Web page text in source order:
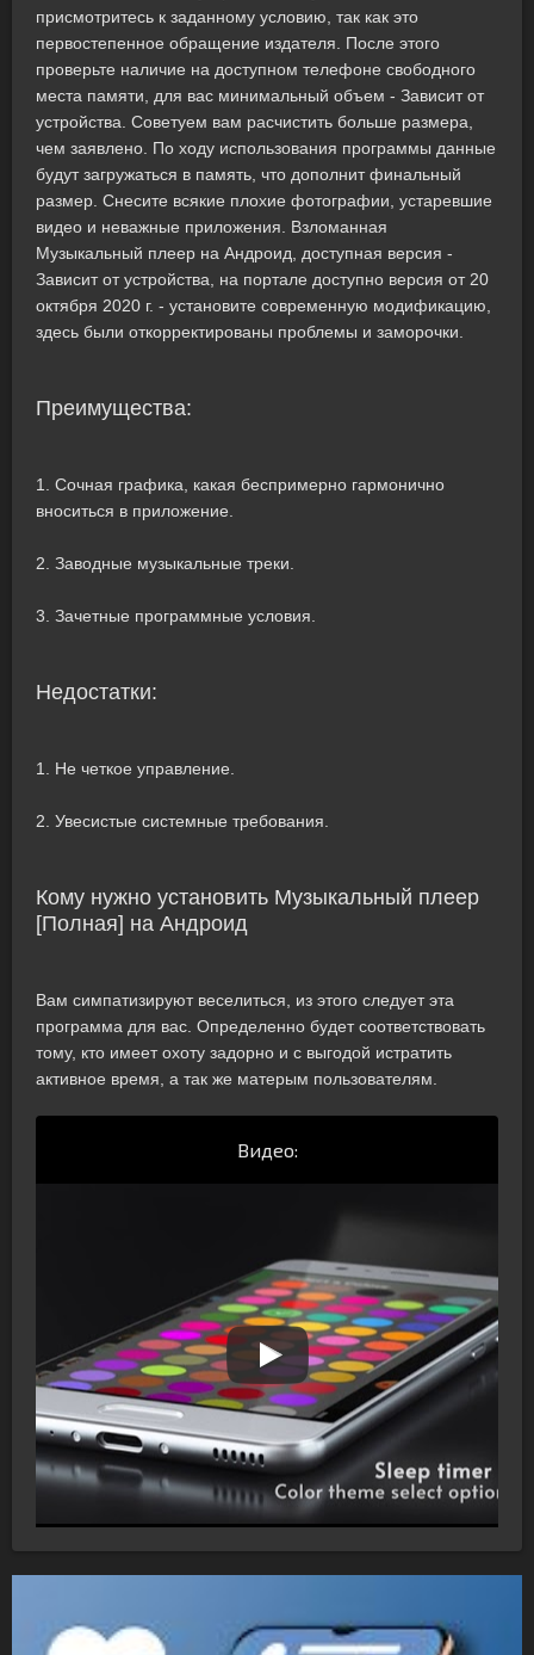
присмотритесь к заданному условию, так как это
первостепенное обращение издателя. После этого
проверьте наличие на доступном телефоне свободного
места памяти, для вас минимальный объем - Зависит от
устройства. Советуем вам расчистить больше размера,
чем заявлено. По ходу использования программы данные
будут загружаться в память, что дополнит финальный
размер. Снесите всякие плохие фотографии, устаревшие
видео и неважные приложения. Взломанная
Музыкальный плеер на Андроид, доступная версия -
Зависит от устройства, на портале доступно версия от 20
октября 2020 г. - установите современную модификацию,
здесь были откорректированы проблемы и заморочки.
Преимущества:
1. Сочная графика, какая беспримерно гармонично
вноситься в приложение.
2. Заводные музыкальные треки.
3. Зачетные программные условия.
Недостатки:
1. Не четкое управление.
2. Увесистые системные требования.
Кому нужно установить Музыкальный плеер
[Полная] на Андроид
Вам симпатизируют веселиться, из этого следует эта
программа для вас. Определенно будет соответствовать
тому, кто имеет охоту задорно и с выгодой истратить
активное время, а так же матерым пользователям.
Видео: